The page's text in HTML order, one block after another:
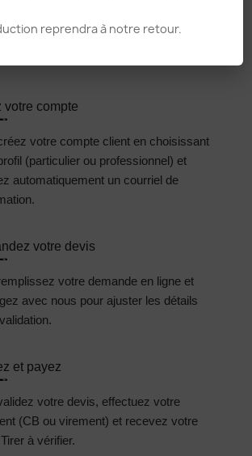
reprendra à notre retour.
votre compte
votre compte client en choisissant
(particulier ou professionnel) et
automatiquement un courriel de
votre devis
votre demande en ligne et
avec nous pour ajuster les détails
et payez
votre devis, effectuez votre
(CB ou virement) et recevez votre
à vérifier.